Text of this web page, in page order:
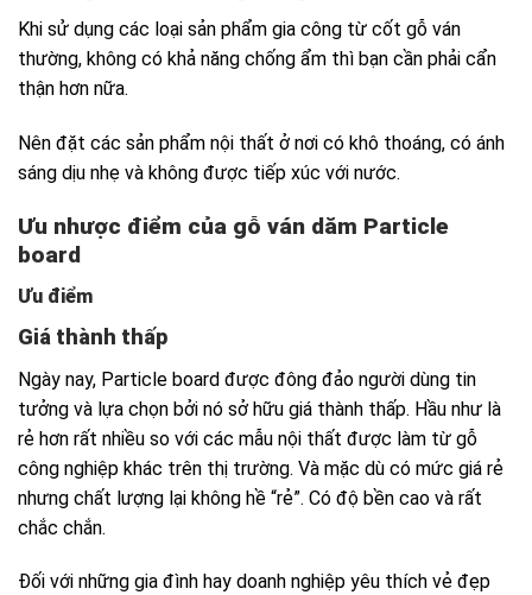
Khi sử dụng các loại sản phẩm gia công từ cốt gỗ ván
thường, không có khả năng chống ẩm thì bạn cần phải cẩn
thận hơn nữa.
Nên đặt các sản phẩm nội thất ở nơi có khô thoáng, có ánh
sáng dịu nhẹ và không được tiếp xúc với nước.
Ưu nhược điểm của gỗ ván dăm Particle
board
Ưu điểm
Giá thành thấp
Ngày nay, Particle board được đông đảo người dùng tin
tưởng và lựa chọn bởi nó sở hữu giá thành thấp. Hầu như là
rẻ hơn rất nhiều so với các mẫu nội thất được làm từ gỗ
công nghiệp khác trên thị trường. Và mặc dù có mức giá rẻ
nhưng chất lượng lại không hề “rẻ”. Có độ bền cao và rất
chắc chắn.
Đối với những gia đình hay doanh nghiệp yêu thích vẻ đẹp